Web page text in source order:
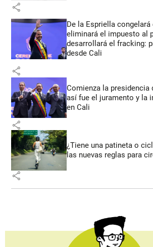
share
De la Espriella
eliminará el impuesto al
desarrollará el fracking:
desde Cali
share
Comienza la presidencia
así fue el juramento y la
en Cali
share
¿Tiene una patineta o
las nuevas reglas para
share